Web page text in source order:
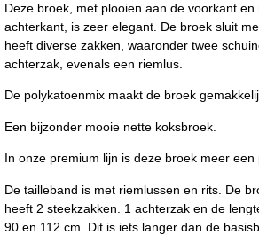
Deze broek, met plooien aan de voorkant
achterkant, is zeer elegant. De broek sluit
heeft diverse zakken, waaronder twee
achterzak, evenals een riemlus.
De polykatoenmix maakt de broek
Een bijzonder mooie nette koksbroek.
In onze premium lijn is deze broek meer een
De tailleband is met riemlussen en rits. De
heeft 2 steekzakken. 1 achterzak en de
90 en 112 cm. Dit is iets langer dan de